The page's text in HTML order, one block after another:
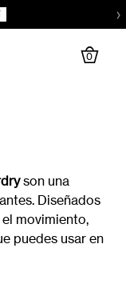
›
0
son una
Diseñados
movimiento,
puedes usar en